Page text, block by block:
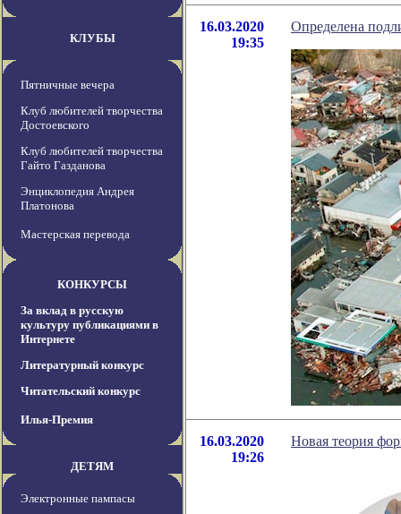
КЛУБЫ
Пятничные вечера
Клуб любителей творчества
Достоевского
Клуб любителей творчества
Гайто Газданова
Энциклопедия Андрея
Платонова
Мастерская перевода
КОНКУРСЫ
За вклад в русскую
культуру публикациями в
Интернете
Литературный конкурс
Читательский конкурс
Илья-Премия
ДЕТЯМ
Электронные пампасы
16.03.2020
19:35
Определена
16.03.2020
19:26
Новая теория